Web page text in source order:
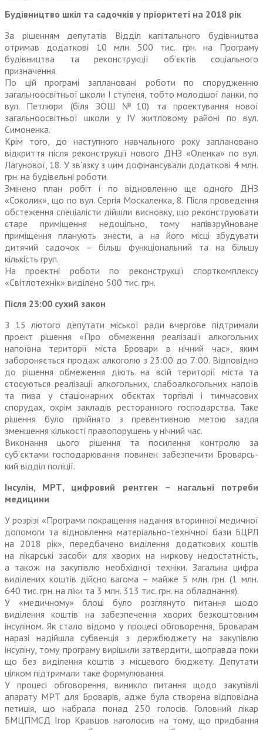
Будівництво шкіл та садочків у пріоритеті на 2018 рік
За рішенням депутатів Відділ капітального будівництва
отримав додаткові 10 млн. 500 тис. грн. на Програму
будівництва та реконструкції об’єктів соціального
призначення.
По цій програмі заплановані роботи по спорудженню
загально­освітньої школи І ступеня, тобто молодшої ланки, по
вул. Петлюри (біля ЗОШ №10) та проектування нової
загальноосвітньої школи у IV житловому районі по вул.
Симоненка.
Крім того, до наступного навчального року заплановано
відкриття після реконструкції нового ДНЗ «Оленка» по вул.
Лагунової, 18. У зв’язку з цим дофінансували додаткові 4 млн.
грн. на будівельні роботи.
Змінено план робіт і по відновленню ще одного ДНЗ
«Соколик», що по вул. Сергія Москаленка, 8. Після проведення
обстеження спеціалісти дійшли висновку, що реконструювати
старе приміщення недоцільно, тому напівзруйноване
приміщення планують знести, а на його місці збудувати
дитячий садочок – більш функціональний та на більшу
кількість груп.
На проектні роботи по реконструкції спорткомплексу
«Світлотехнік» виділено 500 тис. грн.
Після 23:00 сухий закон
З 15 лютого депутати міської ради вчергове підтримали
проект рішення «Про обмеження реалізації алкогольних
напоївна території міста Бровари в нічний час», яким
забороняється продаж алкоголю з 23:00 до 7:00. Відповідно
до рішення обмеження діють на всій території міста та
стосуються реалізації алкогольних, слабоалкогольних напоїв
та пива у стаціонарних обєктах торгівлі і тимчасових
спорудах, окрім закладів ресторанного господарства. Таке
рішення було прийнято з превентивною метою задля
зменшення кількості правопорушень у нічний час.
Виконання цього рішення та посилення контролю за
суб’єктами господарювання повинен забезпечити Броварсь­
кий відділ поліції.
Інсулін, МРТ, цифровий рентген – нагальні потреби
медицини
У розрізі «Програми покращення надання вторинної медичної
допомоги та відновлення матеріально-технічної бази БЦРЛ
на 2018 рік», передбачено виділення додаткових коштів
на лікарсь­кі засоби для хворих на ниркову недостатність,
а також на закупівлю необхідної техніки. Загальна цифра
виділених коштів дійсно вагома – майже 5 млн. грн. (1 млн.
640 тис. грн. на ліки та 3 млн. 313 тис. грн. на обладнання).
У «медичному» блоці було розглянуто питання щодо
виділення коштів на забезпечення хворих безкоштовним
інсуліном. Як стало відомо у процесі обговорення, Броварам
наразі надійшла субвенція з держбюджету на закупівлю
інсуліну, тому програму вирішили затвердити, щоправда поки
що без виділення коштів з місцевого бюджету. Депутати
цілком підтримали таке формулювання.
У процесі обговорення, виникло питання щодо закупівлі
апарату МРТ для Броварів, адже була створена відповідна
петиція, що набрала понад 250 голосів. Головний лікар
БМЦПМСД Ігор Кравцов наголосив на тому, що придбання